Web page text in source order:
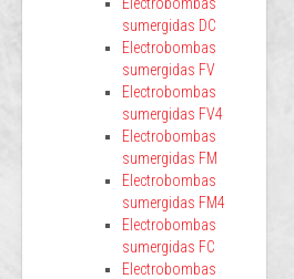
sumergidas DC
Electrobombas
sumergidas FV
Electrobombas
sumergidas FV4
Electrobombas
sumergidas FM
Electrobombas
sumergidas FM4
Electrobombas
sumergidas FC
Electrobombas